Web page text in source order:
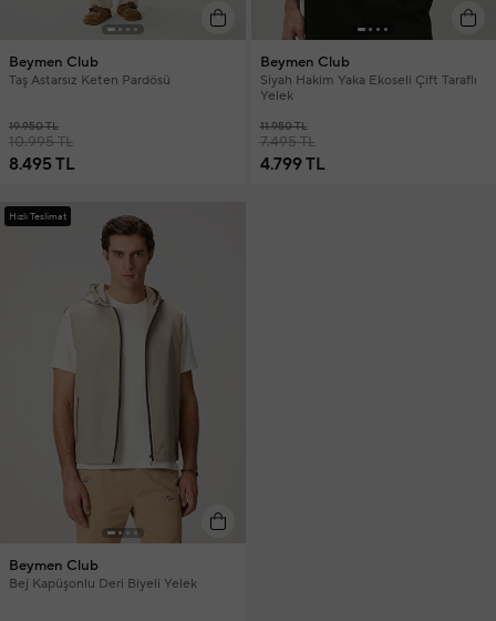
Beymen Club
Taş Astarsız Keten Pardösü
19.950 TL
10.995 TL
8.495 TL
Beymen Club
Siyah Hakim Yaka Ekoseli Çift Taraflı
Yelek
11.950 TL
7.495 TL
4.799 TL
Hızlı Teslimat
Beymen Club
Bej Kapüşonlu Deri Biyeli Yelek